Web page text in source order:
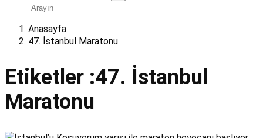
Anasayfa
47. İstanbul Maratonu
Etiketler :47. İstanbul
Maratonu